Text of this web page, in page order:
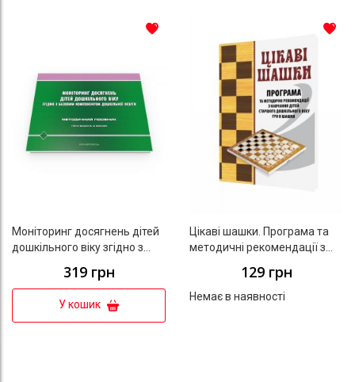
Моніторинг досягнень дітей
дошкільного віку згідно з
дошкільної освіти
319 грн
У кошик
До списку бажань
Цікаві шашки. Програма та
методичні рекомендації з
дошкільного віку гри в
шашки
129 грн
Немає в наявності